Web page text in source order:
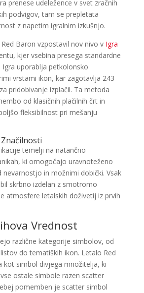
prenese udeležence v svet zračnih
podvigov, tam se prepletata
z napetim igralnim izkušnjo.
Baron vzpostavil nov nivo v Igra
kjer vsebina presega standardne
Igra uporablja petkolonsko
vrstami ikon, kar zagotavlja 243
pridobivanje izplačil. Ta metoda
od klasičnih plačilnih črt in
fleksibilnost pri mešanju
temelji na natančno
ki omogočajo uravnoteženo
nevarnostjo in možnimi dobički. Vsak
skrbno izdelan z smotromo
atmosfere letalskih doživetij iz prvih
Vrednost
različne kategorije simbolov, od
do tematiških ikon. Letalo Red
kot simbol divjega množitelja, ki
ostale simbole razen scatter
pomemben je scatter simbol